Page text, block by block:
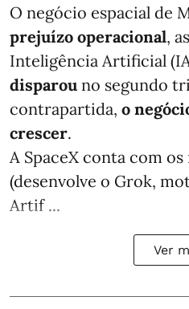
O negócio espacial de
prejuízo operacional,
Inteligência Artificial
disparou no segundo
contrapartida, o
crescer.
A SpaceX conta com
(desenvolve o Grok,
Artif ...
Ver